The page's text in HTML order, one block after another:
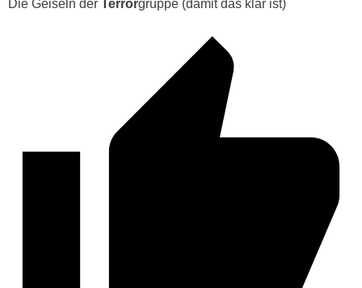
Die Geiseln der Terrorgruppe (damit das klar ist)